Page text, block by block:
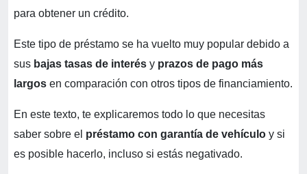
para obtener un crédito.
Este tipo de préstamo se ha vuelto muy popular debido a
sus bajas tasas de interés y prazos de pago más
largos en comparación con otros tipos de financiamiento.
En este texto, te explicaremos todo lo que necesitas
saber sobre el préstamo con garantía de vehículo y si
es posible hacerlo, incluso si estás negativado.